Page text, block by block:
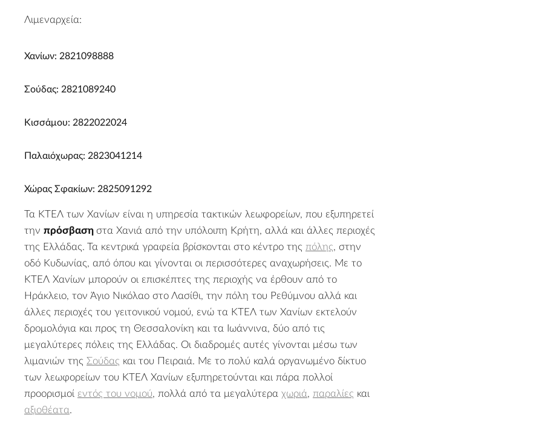
Λιμεναρχεία:
Χανίων: 2821098888
Σούδας: 2821089240
Κισσάμου: 2822022024
Παλαιόχωρας: 2823041214
Χώρας Σφακίων: 2825091292
Τα ΚΤΕΛ των Χανίων είναι η υπηρεσία τακτικών λεωφορείων, που εξυπηρετεί
την πρόσβαση στα Χανιά από την υπόλοιπη Κρήτη, αλλά και άλλες περιοχές
της Ελλάδας. Τα κεντρικά γραφεία βρίσκονται στο κέντρο της πόλης, στην
οδό Κυδωνίας, από όπου και γίνονται οι περισσότερες αναχωρήσεις. Με το
ΚΤΕΛ Χανίων μπορούν οι επισκέπτες της περιοχής να έρθουν από το
Ηράκλειο, τον Άγιο Νικόλαο στο Λασίθι, την πόλη του Ρεθύμνου αλλά και
άλλες περιοχές του γειτονικού νομού, ενώ τα ΚΤΕΛ των Χανίων εκτελούν
δρομολόγια και προς τη Θεσσαλονίκη και τα Ιωάννινα, δύο από τις
μεγαλύτερες πόλεις της Ελλάδας. Οι διαδρομές αυτές γίνονται μέσω των
λιμανιών της Σούδας και του Πειραιά. Με το πολύ καλά οργανωμένο δίκτυο
των λεωφορείων του ΚΤΕΛ Χανίων εξυπηρετούνται και πάρα πολλοί
προορισμοί εντός του νομού, πολλά από τα μεγαλύτερα χωριά, παραλίες και
αξιοθέατα.